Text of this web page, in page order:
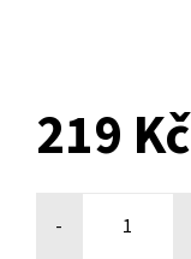
219 Kč
-